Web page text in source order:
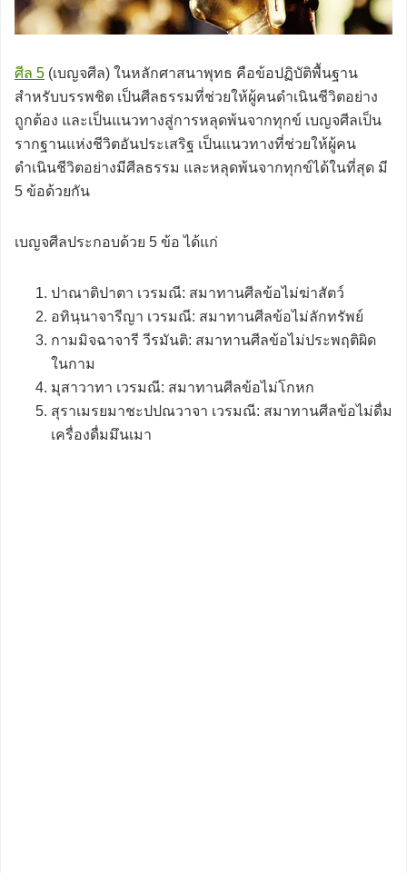
ศีล 5 (เบญจศีล) ในหลักศาสนาพุทธ คือข้อปฏิบัติพื้นฐาน
สำหรับบรรพชิต เป็นศีลธรรมที่ช่วยให้ผู้คนดำเนินชีวิตอย่าง
ถูกต้อง และเป็นแนวทางสู่การหลุดพ้นจากทุกข์ เบญจศีลเป็น
รากฐานแห่งชีวิตอันประเสริฐ เป็นแนวทางที่ช่วยให้ผู้คน
ดำเนินชีวิตอย่างมีศีลธรรม และหลุดพ้นจากทุกข์ได้ในที่สุด มี
5 ข้อด้วยกัน
เบญจศีลประกอบด้วย 5 ข้อ ได้แก่
ปาณาติปาตา เวรมณี: สมาทานศีลข้อไม่ฆ่าสัตว์
อทินฺนาจารีญา เวรมณี: สมาทานศีลข้อไม่ลักทรัพย์
กามมิจฉาจารี วีรมันติ: สมาทานศีลข้อไม่ประพฤติผิด
ในกาม
มุสาวาทา เวรมณี: สมาทานศีลข้อไม่โกหก
สุราเมรยมาชะปปณวาจา เวรมณี: สมาทานศีลข้อไม่ดื่ม
เครื่องดื่มมึนเมา